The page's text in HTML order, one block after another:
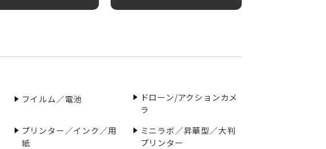
フイルム／電池
ドローン/アクションカメ
ラ
プリンター／インク／用
紙
ミニラボ／昇華型／大判
プリンター